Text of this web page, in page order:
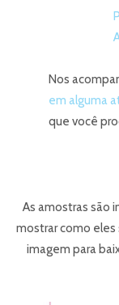
Nos
em alguma
que você
As amostras são
mostrar como eles
imagem para